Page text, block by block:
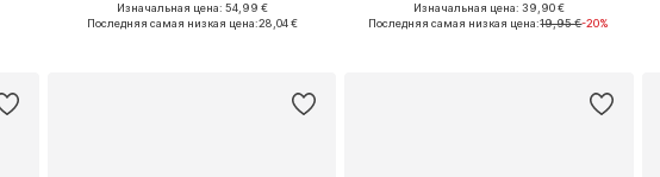
Доступные размеры: Onesize
Изначальная цена: 54,99 €
Последняя самая низкая цена:28,04 €
Доступные размеры: One Size
Изначальная цена: 39,90 €
Последняя самая низкая цена:19,95 €-20%